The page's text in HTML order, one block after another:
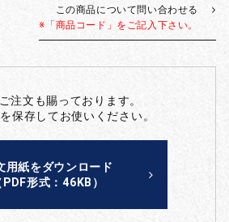
この商品について問い合わせる
※「商品コード」をご記入下さい。
注文も賜っております。
保存してお使いください。
用紙をダウンロード
PDF形式：46KB）